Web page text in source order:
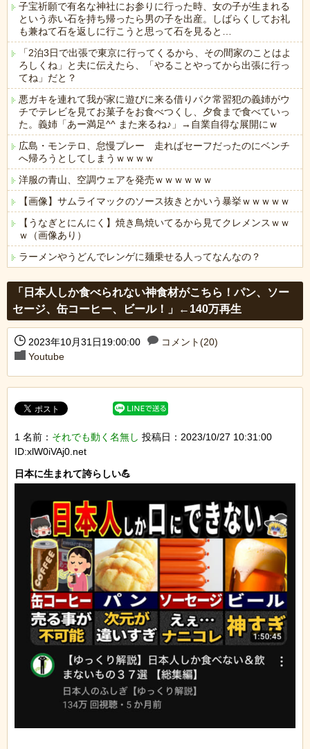
子宝祈願で有名な神社にお参りに行った時、女の子が生まれる
という赤い石を持ち帰ったら男の子を出産。しばらくしてお礼
も兼ねて石を返しに行こうと思って石を見ると…
「2泊3日で出張で東京に行ってくるから、その間家のことはよ
ろしくね」と夫に伝えたら、「やることやってから出張に行っ
てね」だと？
悪ガキを連れて我が家に遊びに来る借りパク常習犯の義姉がウ
チでテレビを見てお菓子をお食べつくし、夕食まで食べていっ
た。義姉「あー満足^^ また来るね♪」→自業自得な展開にｗ
広島・モンテロ、怠慢プレー 走ればセーフだったのにベンチ
へ帰ろうとしてしまうｗｗｗｗ
洋服の青山、空調ウェアを発売ｗｗｗｗｗｗ
【画像】サムライマックのソース抜きとかいう暴挙ｗｗｗｗｗ
【うなぎとにんにく】焼き鳥焼いてるから見てクレメンスｗｗ
ｗ（画像あり）
ラーメンやうどんでレンゲに麺乗せる人ってなんなの？
「日本人しか食べられない神食材がこちら！パン、ソー
セージ、缶コーヒー、ビール！」←140万再生
2023年10月31日19:00:00
コメント(20)
Youtube
1 名前： それでも動く名無し 投稿日：2023/10/27 10:31:00
ID:xlW0iVAj0.net